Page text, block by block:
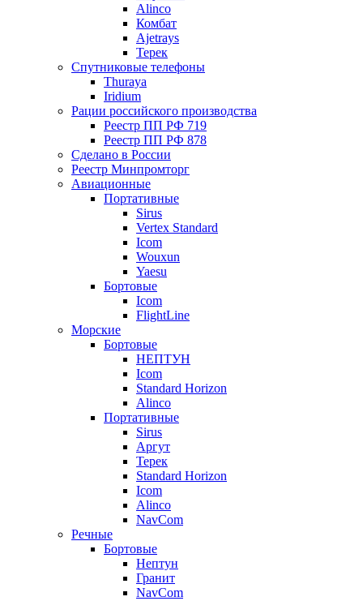
Alinco
Комбат
Ajetrays
Терек
Спутниковые телефоны
Thuraya
Iridium
Рации российского производства
Реестр ПП РФ 719
Реестр ПП РФ 878
Сделано в России
Реестр Минпромторг
Авиационные
Портативные
Sirus
Vertex Standard
Icom
Wouxun
Yaesu
Бортовые
Icom
FlightLine
Морские
Бортовые
НЕПТУН
Icom
Standard Horizon
Alinco
Портативные
Sirus
Аргут
Терек
Standard Horizon
Icom
Alinco
NavCom
Речные
Бортовые
Нептун
Гранит
NavCom